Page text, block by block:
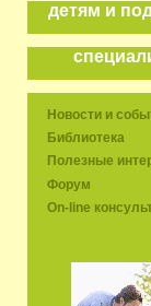
детям и
Новости и
Библиотека
Полезные
Форум
On-line